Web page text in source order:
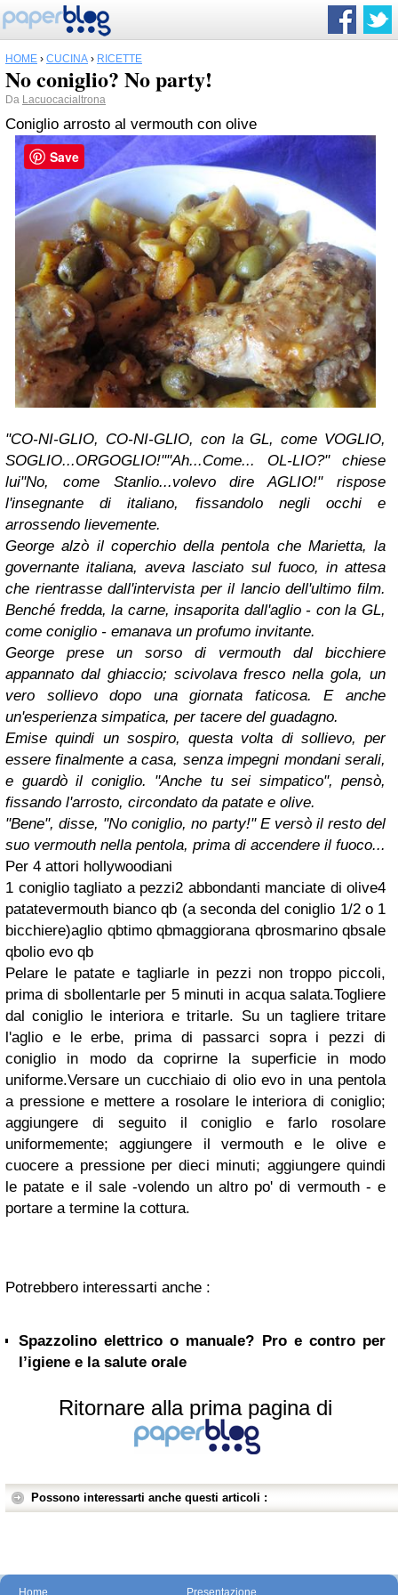
HOME › CUCINA › RICETTE
No coniglio? No party!
Da Lacuocacialtrona
Coniglio arrosto al vermouth con olive
"CO-NI-GLIO, CO-NI-GLIO, con la GL, come VOGLIO,
SOGLIO...ORGOGLIO!""Ah...Come... OL-LIO?" chiese
lui"No, come Stanlio...volevo dire AGLIO!" rispose
l'insegnante di italiano, fissandolo negli occhi e
arrossendo lievemente.
George alzò il coperchio della pentola che Marietta, la
governante italiana, aveva lasciato sul fuoco, in attesa
che rientrasse dall'intervista per il lancio dell'ultimo film.
Benché fredda, la carne, insaporita dall'aglio - con la GL,
come coniglio - emanava un profumo invitante.
George prese un sorso di vermouth dal bicchiere
appannato dal ghiaccio; scivolava fresco nella gola, un
vero sollievo dopo una giornata faticosa. E anche
un'esperienza simpatica, per tacere del guadagno.
Emise quindi un sospiro, questa volta di sollievo, per
essere finalmente a casa, senza impegni mondani serali,
e guardò il coniglio. "Anche tu sei simpatico", pensò,
fissando l'arrosto, circondato da patate e olive.
"Bene", disse, "No coniglio, no party!"E versò il resto del
suo vermouth nella pentola, prima di accendere il fuoco...
Per 4 attori hollywoodiani
1 coniglio tagliato a pezzi2 abbondanti manciate di olive4
patatevermouth bianco qb (a seconda del coniglio 1/2 o 1
bicchiere)aglio qbtimo qbmaggiorana qbrosmarino qbsale
qbolio evo qb
Pelare le patate e tagliarle in pezzi non troppo piccoli,
prima di sbollentarle per 5 minuti in acqua salata.Togliere
dal coniglio le interiora e tritarle. Su un tagliere tritare
l'aglio e le erbe, prima di passarci sopra i pezzi di
coniglio in modo da coprirne la superficie in modo
uniforme.Versare un cucchiaio di olio evo in una pentola
a pressione e mettere a rosolare le interiora di coniglio;
aggiungere di seguito il coniglio e farlo rosolare
uniformemente; aggiungere il vermouth e le olive e
cuocere a pressione per dieci minuti; aggiungere quindi
le patate e il sale -volendo un altro po' di vermouth - e
portare a termine la cottura.
Potrebbero interessarti anche :
Spazzolino elettrico o manuale? Pro e contro per
l’igiene e la salute orale
Ritornare alla prima pagina di
Possono interessarti anche questi articoli :
Home Presentazione
Save